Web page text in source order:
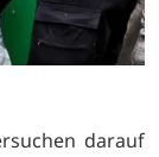
darauf